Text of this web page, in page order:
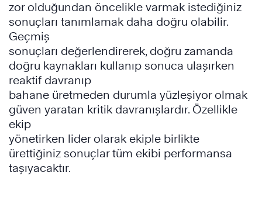
zor olduğundan öncelikle varmak istediğiniz
sonuçları tanımlamak daha doğru olabilir.
Geçmiş
sonuçları değerlendirerek, doğru zamanda
doğru kaynakları kullanıp sonuca ulaşırken
reaktif davranıp
bahane üretmeden durumla yüzleşiyor olmak
güven yaratan kritik davranışlardır. Özellikle
ekip
yönetirken lider olarak ekiple birlikte
ürettiğiniz sonuçlar tüm ekibi performansa
taşıyacaktır.